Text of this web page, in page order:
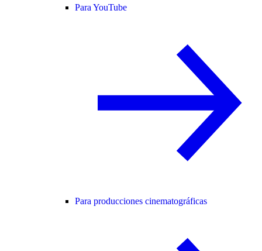
Para YouTube
Para producciones cinematográficas